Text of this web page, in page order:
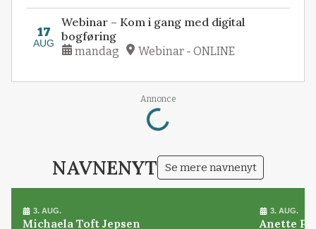
17
AUG
Webinar – Kom i gang med digital
bogføring
mandag Webinar - ONLINE
Annonce
Loading...
NAVNENYT Se mere navnenyt
3. AUG.
Michaela Toft Jepsen
3. AUG.
Anette